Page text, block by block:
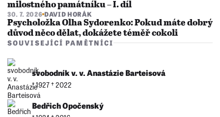
milostného památníku – I. díl
30. 7. 2026 DAVID HORÁK
Psycholožka Olha Sydorenko: Pokud máte dobrý
důvod něco dělat, dokážete téměř cokoli
SOUVISEJÍCÍ PAMĚTNÍCI
svobodník v. v. Anastázie Barteisová
* 1927 †︎ 2022
Bedřich Opočenský